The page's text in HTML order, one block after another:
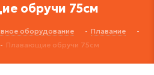
обручи 75см
оборудование - Плавание
-
- Плавающие обручи 75см